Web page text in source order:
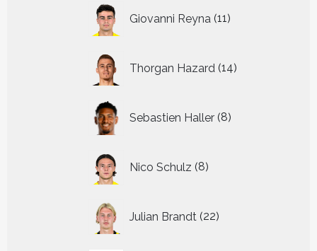
Giovanni Reyna 11
producten
Thorgan Hazard 14
producten
Sebastien Haller 8
producten
Nico Schulz 8
producten
Julian Brandt 22
producten